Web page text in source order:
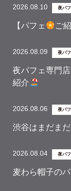
2026.08.10 夜パ
【パフェ ご
2026.08.09 夜パ
夜パフェ専門
紹介
2026.08.06 夜パ
渋谷はまだま
2026.08.04 夜パ
麦わら帽子の